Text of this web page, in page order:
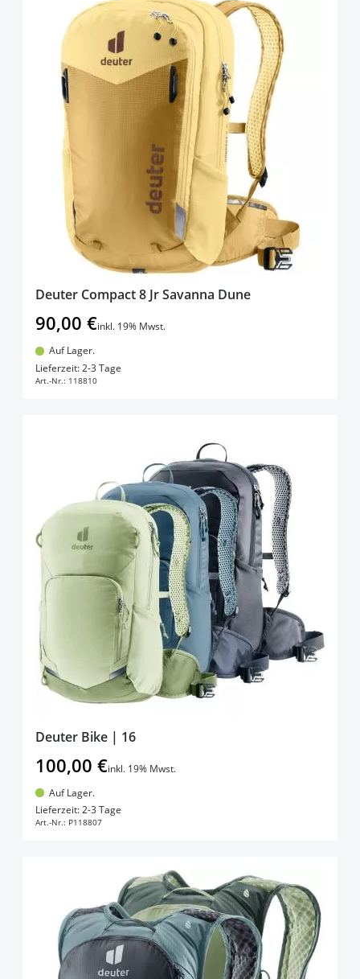
Deuter Compact 8 Jr Savanna Dune
90,00 €inkl. 19% Mwst.
Auf Lager.
Lieferzeit: 2-3 Tage
Art.-Nr.: 118810
Deuter Bike | 16
100,00 €inkl. 19% Mwst.
Auf Lager.
Lieferzeit: 2-3 Tage
Art.-Nr.: P118807